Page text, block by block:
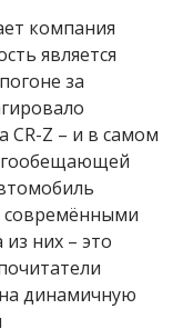
компания
является
за
CR-Z – и в самом
совремёнными
них – это
динамичную